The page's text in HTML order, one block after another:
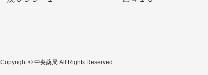
Copyright © 中央薬局 All Rights Reserved.